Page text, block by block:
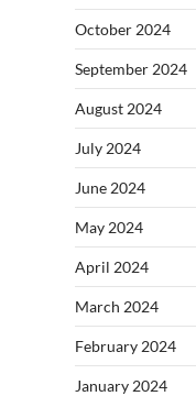
October 2024
September 2024
August 2024
July 2024
June 2024
May 2024
April 2024
March 2024
February 2024
January 2024